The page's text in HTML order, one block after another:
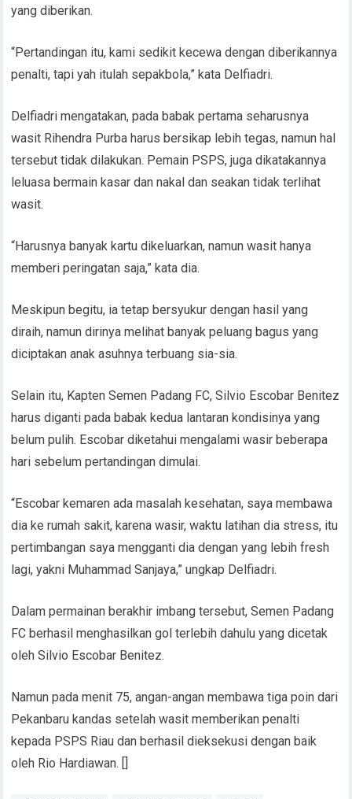
yang diberikan.
“Pertandingan itu, kami sedikit kecewa dengan diberikannya
penalti, tapi yah itulah sepakbola,” kata Delfiadri.
Delfiadri mengatakan, pada babak pertama seharusnya
wasit Rihendra Purba harus bersikap lebih tegas, namun hal
tersebut tidak dilakukan. Pemain PSPS, juga dikatakannya
leluasa bermain kasar dan nakal dan seakan tidak terlihat
wasit.
“Harusnya banyak kartu dikeluarkan, namun wasit hanya
memberi peringatan saja,” kata dia.
Meskipun begitu, ia tetap bersyukur dengan hasil yang
diraih, namun dirinya melihat banyak peluang bagus yang
diciptakan anak asuhnya terbuang sia-sia.
Selain itu, Kapten Semen Padang FC, Silvio Escobar Benitez
harus diganti pada babak kedua lantaran kondisinya yang
belum pulih. Escobar diketahui mengalami wasir beberapa
hari sebelum pertandingan dimulai.
“Escobar kemaren ada masalah kesehatan, saya membawa
dia ke rumah sakit, karena wasir, waktu latihan dia stress, itu
pertimbangan saya mengganti dia dengan yang lebih fresh
lagi, yakni Muhammad Sanjaya,” ungkap Delfiadri.
Dalam permainan berakhir imbang tersebut, Semen Padang
FC berhasil menghasilkan gol terlebih dahulu yang dicetak
oleh Silvio Escobar Benitez.
Namun pada menit 75, angan-angan membawa tiga poin dari
Pekanbaru kandas setelah wasit memberikan penalti
kepada PSPS Riau dan berhasil dieksekusi dengan baik
oleh Rio Hardiawan. []